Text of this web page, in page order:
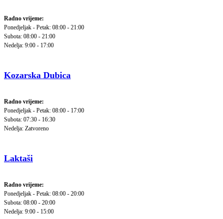
Radno vrijeme:
Ponedjeljak - Petak: 08:00 - 21:00
Subota: 08:00 - 21:00
Nedelja: 9:00 - 17:00
Kozarska Dubica
Radno vrijeme:
Ponedjeljak - Petak: 08:00 - 17:00
Subota: 07:30 - 16:30
Nedelja: Zatvoreno
Laktaši
Radno vrijeme:
Ponedjeljak - Petak: 08:00 - 20:00
Subota: 08:00 - 20:00
Nedelja: 9:00 - 15:00